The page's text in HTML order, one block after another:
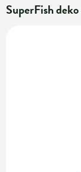
SuperFish